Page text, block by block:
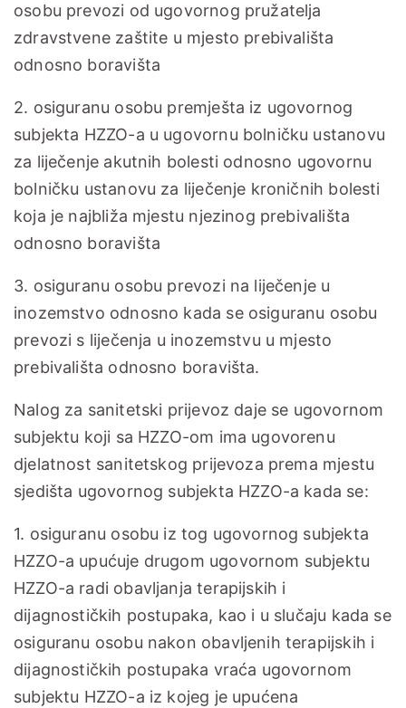
osobu prevozi od ugovornog pružatelja
zdravstvene zaštite u mjesto prebivališta
odnosno boravišta
2. osiguranu osobu premješta iz ugovornog
subjekta HZZO-a u ugovornu bolničku ustanovu
za liječenje akutnih bolesti odnosno ugovornu
bolničku ustanovu za liječenje kroničnih bolesti
koja je najbliža mjestu njezinog prebivališta
odnosno boravišta
3. osiguranu osobu prevozi na liječenje u
inozemstvo odnosno kada se osiguranu osobu
prevozi s liječenja u inozemstvu u mjesto
prebivališta odnosno boravišta.
Nalog za sanitetski prijevoz daje se ugovornom
subjektu koji sa HZZO-om ima ugovorenu
djelatnost sanitetskog prijevoza prema mjestu
sjedišta ugovornog subjekta HZZO-a kada se:
1. osiguranu osobu iz tog ugovornog subjekta
HZZO-a upućuje drugom ugovornom subjektu
HZZO-a radi obavljanja terapijskih i
dijagnostičkih postupaka, kao i u slučaju kada se
osiguranu osobu nakon obavljenih terapijskih i
dijagnostičkih postupaka vraća ugovornom
subjektu HZZO-a iz kojeg je upućena